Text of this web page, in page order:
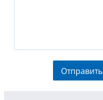
Отправить